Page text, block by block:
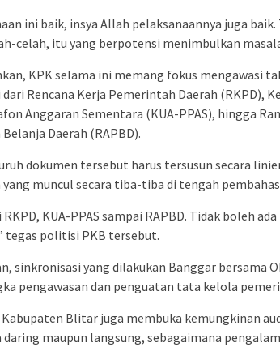
ini baik, insya Allah pelaksanaannya juga
celah, itu yang berpotensi menimbulkan
KPK selama ini memang fokus mengawasi
Rencana Kerja Pemerintah Daerah (RKPD),
Anggaran Sementara (KUA-PPAS), hingga
Daerah (RAPBD).
dokumen tersebut harus tersusun secara
muncul secara tiba-tiba di tengah
KUA-PPAS sampai RAPBD. Tidak boleh
tegas politisi PKB tersebut.
sinkronisasi yang dilakukan Banggar bersama
pengawasan dan penguatan tata kelola
Kabupaten Blitar juga membuka kemungkinan
daring maupun langsung, sebagaimana